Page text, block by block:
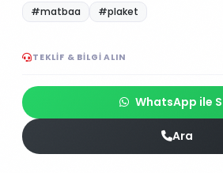
#matbaa #plaket
TEKLIF & BILGI ALIN
WhatsApp ile
Ara